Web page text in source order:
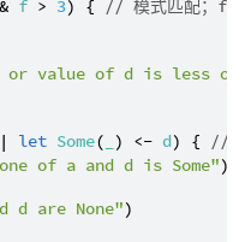
f > 3) {
// 模式匹配；f =
or value of d is less or
let Some( ) <- d) {
// 枚
of a and d is Some")
d are None")